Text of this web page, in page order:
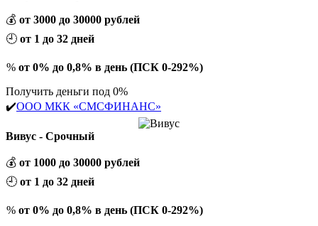
💰 от 3000 до 30000 рублей
🕘 от 1 до 32 дней
% от 0% до 0,8% в день (ПСК 0-292%)
Получить деньги под 0%
✔️ООО МКК «СМСФИНАНС»
Вивус - Срочный
💰 от 1000 до 30000 рублей
🕘 от 1 до 32 дней
% от 0% до 0,8% в день (ПСК 0-292%)